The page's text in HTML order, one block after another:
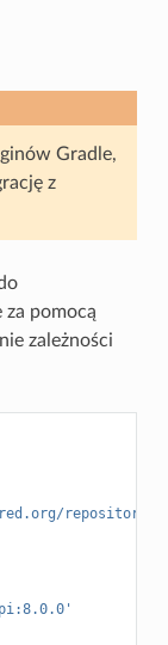
Gradle,
z
pomocą
zależności
repository/